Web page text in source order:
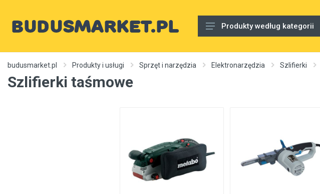
Materiały budowlane
Produkty według kategorii
budusmarket.pl Produkty i usługi Sprzęt i narzędzia Elektronarzędzia Szlifierki
Szlifierki taśmowe